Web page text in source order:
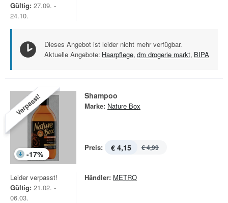
Gültig: 27.09. -
24.10.
Dieses Angebot ist leider nicht mehr verfügbar.
Aktuelle Angebote: Haarpflege, dm drogerie markt, BIPA
Verpasst!
-17%
Shampoo
Marke: Nature Box
Preis: € 4,15 € 4,99
Leider verpasst!
Gültig: 21.02. -
06.03.
Händler: METRO